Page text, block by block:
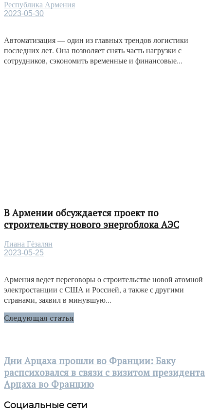
Республика Армения
2023-05-30
Автоматизация — один из главных трендов логистики
последних лет. Она позволяет снять часть нагрузки с
сотрудников, сэкономить временные и финансовые...
В Армении обсуждается проект по
строительству нового энергоблока АЭС
Лиана Гёзалян
2023-05-25
Армения ведет переговоры о строительстве новой атомной
электростанции с США и Россией, а также с другими
странами, заявил в минувшую...
Следующая статья
Дни Арцаха прошли во Франции: Баку
распсиховался в связи с визитом президента
Арцаха во Францию
Социальные сети